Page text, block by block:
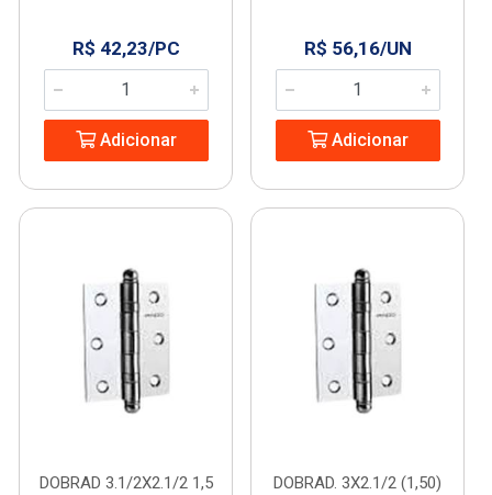
R$ 42,23/PC
Adicionar
R$ 56,16/UN
Adicionar
DOBRAD 3.1/2X2.1/2 1,5
DOBRAD. 3X2.1/2 (1,50)